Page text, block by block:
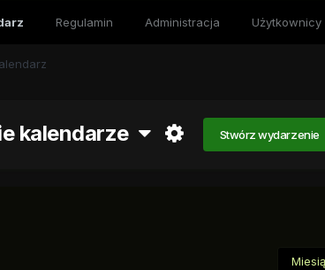
Regulamin Administracja Użytkownicy
kalendarze Stwórz wydarzenie